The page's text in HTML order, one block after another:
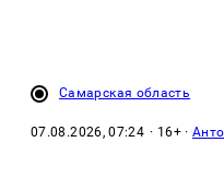
Самарская область
07.08.2026, 07:24 · 16+ ·